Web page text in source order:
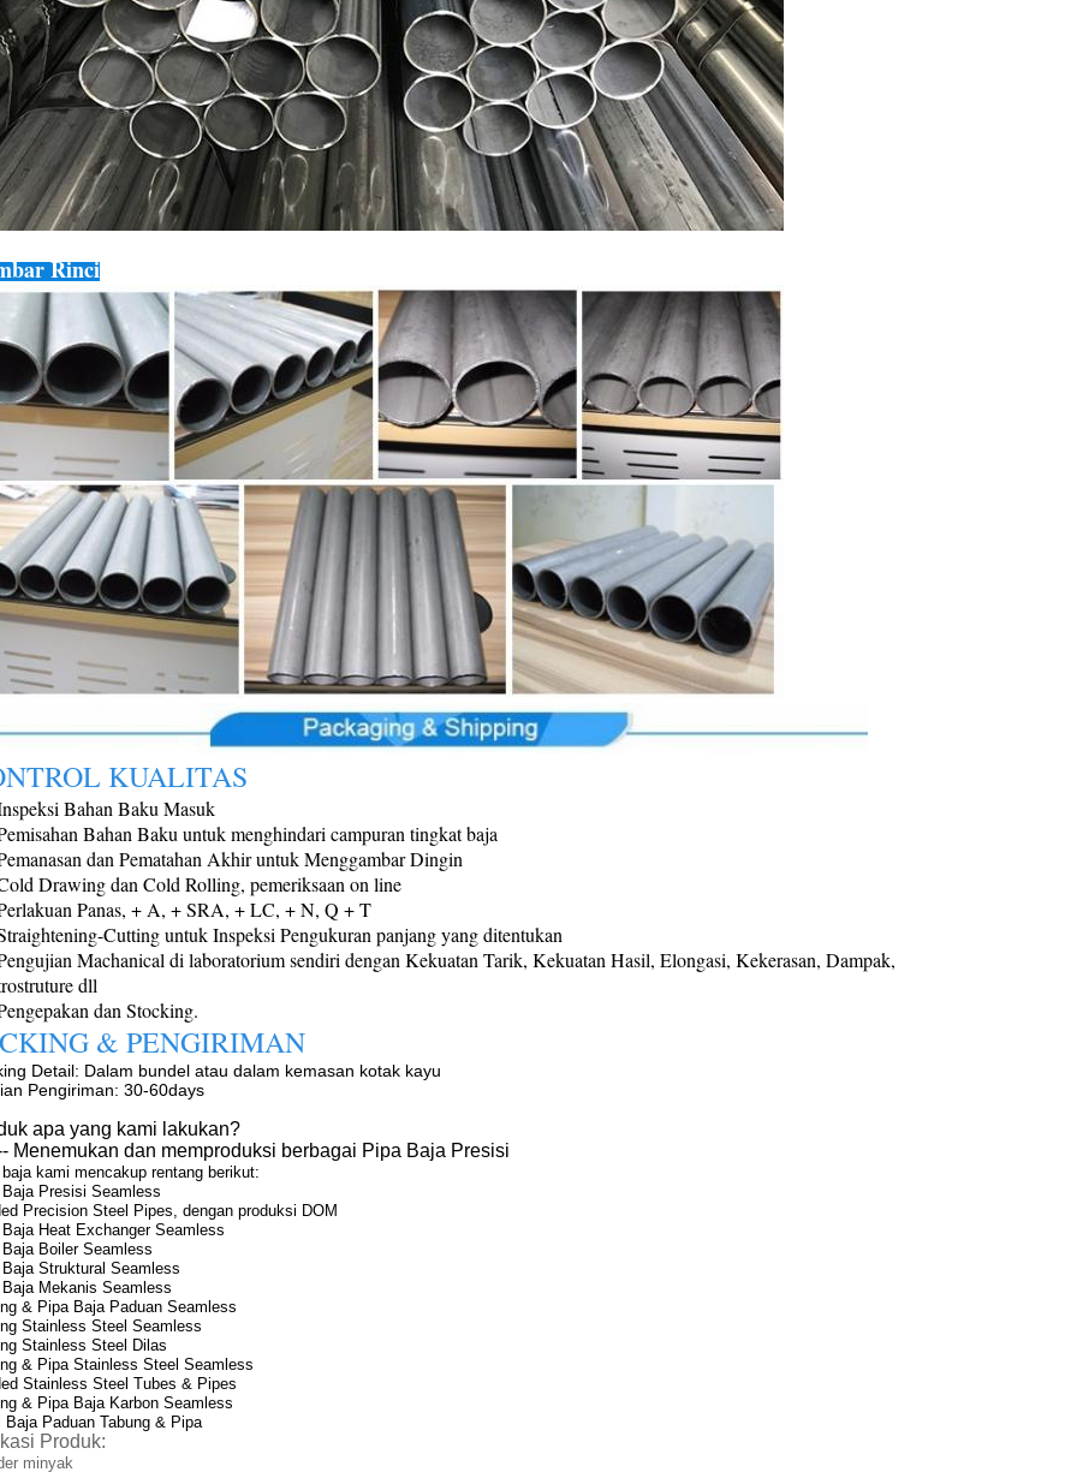
Rinci
KUALITAS
Bahan Baku Masuk
Bahan Baku untuk menghindari campuran tingkat baja
dan Pematahan Akhir untuk Menggambar Dingin
Drawing dan Cold Rolling, pemeriksaan on line
Panas, + A, + SRA, + LC, + N, Q + T
Cutting untuk Inspeksi Pengukuran panjang yang ditentukan
Machanical di laboratorium sendiri dengan Kekuatan Tarik, Kekuatan Hasil, Elongasi, Kekerasan, Dampak,
dll
dan Stocking.
& PENGIRIMAN
Detail: Dalam bundel atau dalam kemasan kotak kayu
Pengiriman: 30-60days
apa yang kami lakukan?
Menemukan dan memproduksi berbagai Pipa Baja Presisi
kami mencakup rentang berikut:
Presisi Seamless
Precision Steel Pipes, dengan produksi DOM
Heat Exchanger Seamless
Boiler Seamless
Struktural Seamless
Mekanis Seamless
& Pipa Baja Paduan Seamless
Stainless Steel Seamless
Stainless Steel Dilas
& Pipa Stainless Steel Seamless
Stainless Steel Tubes & Pipes
& Pipa Baja Karbon Seamless
Baja Paduan Tabung & Pipa
Produk:
minyak